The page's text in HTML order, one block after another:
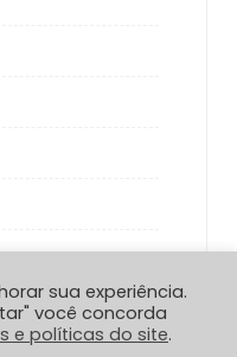
sua experiência.
você concorda
e políticas do site.